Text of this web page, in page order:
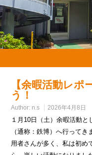
【余暇活動レポ
う！
Author: n.s 2026年4月8日
１月10日（土）余暇活動
（通称：鉄博）へ行って
用者さんが多く、私は初め